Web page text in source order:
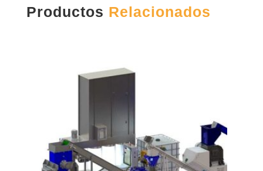
Productos Relacionados